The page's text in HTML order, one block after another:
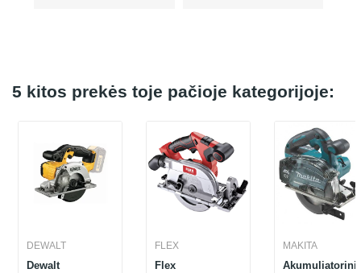
5 kitos prekės toje pačioje kategorijoje:
DEWALT
Dewalt
FLEX
Flex
MAKITA